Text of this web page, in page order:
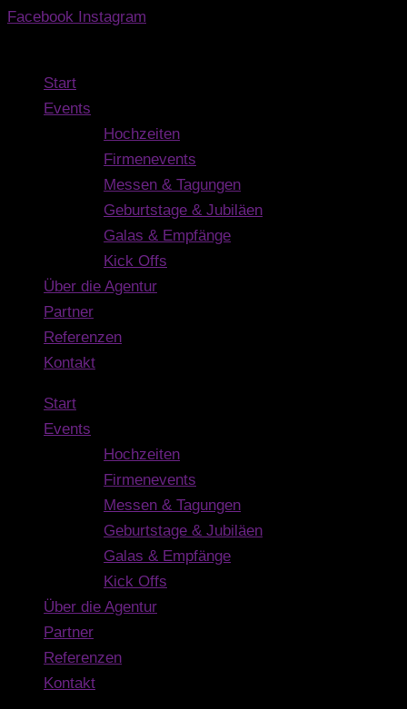
Facebook Instagram
Start
Events
Hochzeiten
Firmenevents
Messen & Tagungen
Geburtstage & Jubiläen
Galas & Empfänge
Kick Offs
Über die Agentur
Partner
Referenzen
Kontakt
Start
Events
Hochzeiten
Firmenevents
Messen & Tagungen
Geburtstage & Jubiläen
Galas & Empfänge
Kick Offs
Über die Agentur
Partner
Referenzen
Kontakt